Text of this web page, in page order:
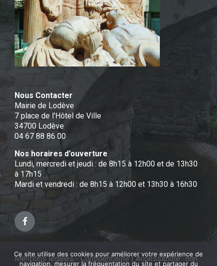
Nous Contacter
Mairie de Lodève
7 place de l'Hôtel de Ville
34700 Lodève
04 67 88 86 00
Nos horaires d’ouverture
Lundi, mercredi et jeudi : de 8h15 à 12h00 et de 13h30
à 17h15
Mardi et vendredi : de 8h15 à 12h00 et 13h30 à 16h30
Facebook
Mentions légales - Confidentialité|Accessibilité : non
Ce site utilise des cookies pour améliorer votre expérience de
navigation, mesurer la fréquentation du site et partager du